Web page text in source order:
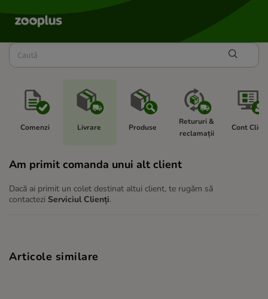
Comenzi Livrare Produse
Retururi &
reclamații
Cont
Am primit comanda unui alt client
Dacă ai primit un colet destinat altui client, te rugăm să
contactezi Serviciul Clienți.
Articole similare